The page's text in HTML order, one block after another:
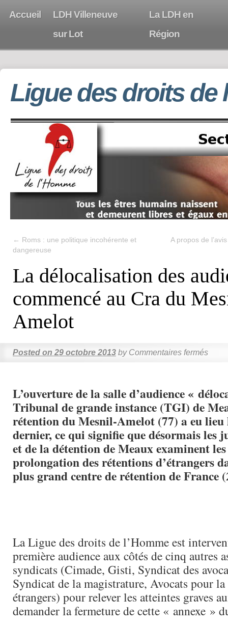
Accueil
LDH Villeneuve
sur Lot
La LDH en
Région
Ligue des droits de
← Roms : une politique incohérente et
dangereuse
A propos de
La délocalisation des
commencé au Cra du
Amelot
Posted on 29 octobre 2013 by Commentaires fermés
L’ouverture de la salle d’audience «
Tribunal de grande instance (TGI) de
rétention du Mesnil-Amelot (77) a eu lieu
dernier, ce qui signifie que désormais les
et de la détention de Meaux examinent
prolongation des rétentions d’étrangers
plus grand centre de rétention de France
La Ligue des droits de l’Homme est
première audience aux côtés de cinq autres
syndicats (Cimade, Gisti, Syndicat des
Syndicat de la magistrature, Avocats pour la
étrangers) pour relever les atteintes graves
demander la fermeture de cette « annexe »